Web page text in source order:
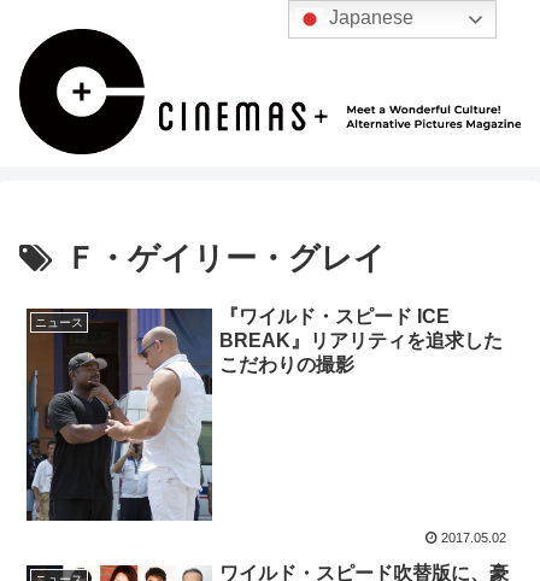
Ｆ・ゲイリー・グレイ
ニュース
『ワイルド・スピード ICE
BREAK』リアリティを追求した
こだわりの撮影
2017.05.02
ワイルド・スピード吹替版に、豪
Japanese